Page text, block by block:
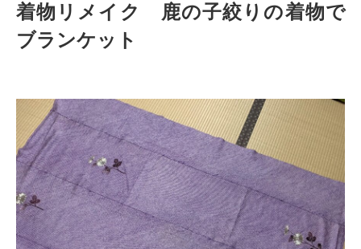
着物リメイク 鹿の子絞りの着物で
ブランケット